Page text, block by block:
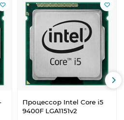
Процессор Intel Core i5
9400F LGA1151v2